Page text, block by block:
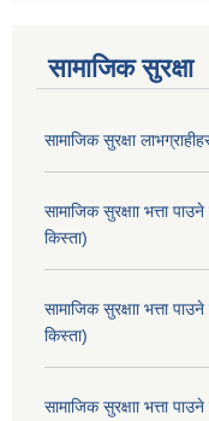
सामाजिक सुरक्षा
सामाजिक सुरक्षा
सामाजिक सुरक्षाा भत्ता
किस्ता)
सामाजिक सुरक्षाा भत्ता
किस्ता)
सामाजिक सुरक्षाा भत्ता